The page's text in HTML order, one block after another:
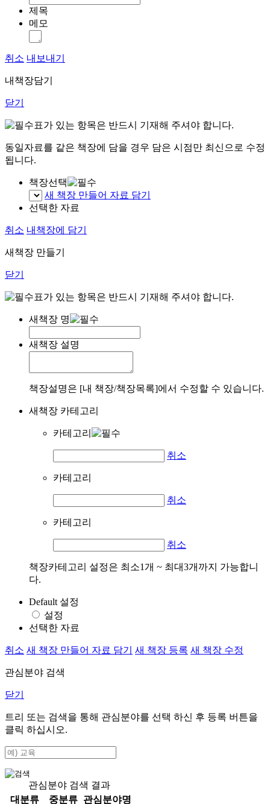
제목
메모
취소 내보내기
내책장담기
닫기
표가 있는 항목은 반드시 기재해 주셔야 합니다.
동일자료를 같은 책장에 담을 경우 담은 시점만 최신으로 수정
됩니다.
책장선택
새 책장 만들어 자료 담기
선택한 자료
취소 내책장에 담기
새책장 만들기
닫기
표가 있는 항목은 반드시 기재해 주셔야 합니다.
새책장 명
새책장 설명
책장설명은 [내 책장/책장목록]에서 수정할 수 있습니다.
새책장 카테고리
카테고리
취소
카테고리
취소
카테고리
취소
책장카테고리 설정은 최소1개 ~ 최대3개까지 가능합니
다.
Default 설정
설정
선택한 자료
취소 새 책장 만들어 자료 담기 새 책장 등록 새 책장 수정
관심분야 검색
닫기
트리 또는 검색을 통해 관심분야를 선택 하신 후 등록 버튼을
클릭 하십시오.
관심분야 검색 결과
대분류
중분류 관심분야명